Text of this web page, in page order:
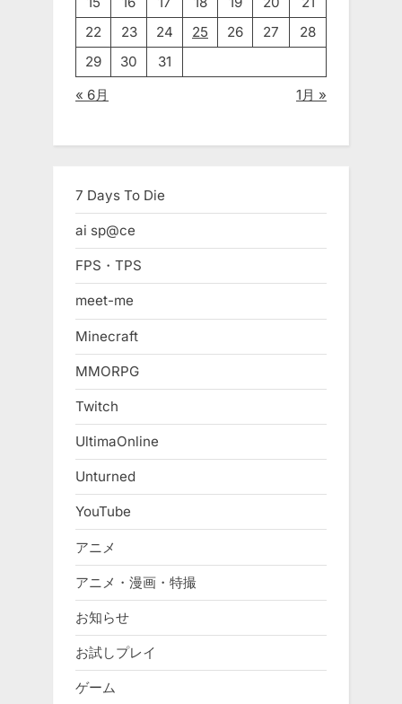
22
23 24 25 26 27
28
29
30
31
« 6月
1月 »
7 Days To Die
ai sp@ce
FPS・TPS
meet-me
Minecraft
MMORPG
Twitch
UltimaOnline
Unturned
YouTube
アニメ
アニメ・漫画・特撮
お知らせ
お試しプレイ
ゲーム